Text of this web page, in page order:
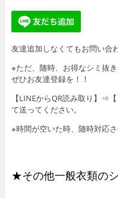
友達追加しなくてもお問い合
※ただ、随時、お得なシミ抜
ぜひお友達登録を！！
【LINEからQR読み取り】⇒
て送ってください。
※時間が空いた時、随時対応さ
★その他一般衣類の